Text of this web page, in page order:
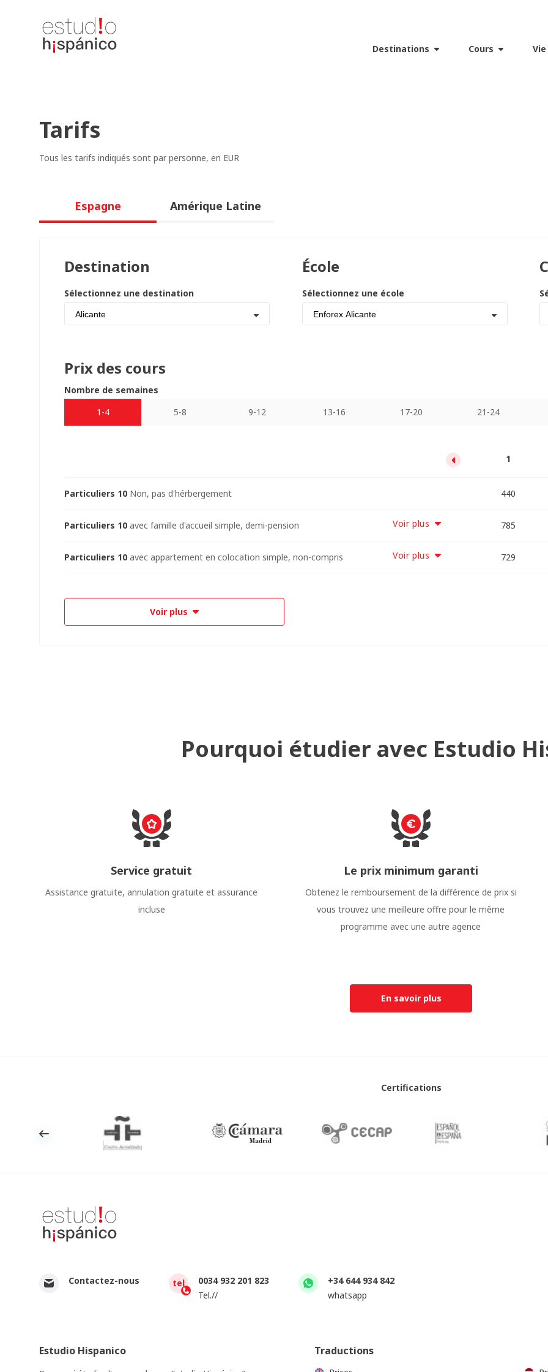
Destinations Cours
Tarifs
Tous les tarifs indiqués sont par personne, en EUR
Espagne Amérique Latine
Destination
Sélectionnez une destination
Alicante
École
Sélectionnez une école
Enforex Alicante
Prix des cours
Nombre de semaines
1-4
5-8 9-12 13-16 17-20 21-24
Particuliers 10 Non, pas d'hérbergement
Particuliers 10 avec famille d'accueil simple, demi-pension Voir plus
Particuliers 10 avec appartement en colocation simple, non-compris Voir plus
1
440
785
729
5
2200
3925
3645
9
3960
7065
6561
13
5720
9685
8905
17
7480
12665
11645
21
9240
15645
14385
25
11000
18625
17125
29
12760
21605
19605
33
14520
24585
22085
Voir plus
Pourquoi étudier avec Estudio
Service gratuit
Assistance gratuite, annulation gratuite et assurance
incluse
Le prix minimum garanti
Obtenez le remboursement de la différence de prix si
vous trouvez une meilleure offre pour le même
programme avec une autre agence
En savoir plus
Certifications
Contactez-nous tel
0034 932 201 823
Tel.//
+34 644 934 842
whatsapp
Estudio Hispanico Traductions